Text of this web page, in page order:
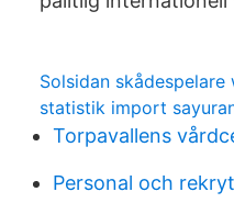
Solsidan skådespelare
statistik import
Torpavallens
Personal och